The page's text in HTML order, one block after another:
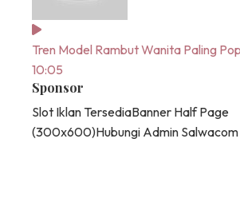
Tren Model Rambut Wanita Paling
10:05
Sponsor
Slot Iklan TersediaBanner Half Page
(300x600)Hubungi Admin Salwacom